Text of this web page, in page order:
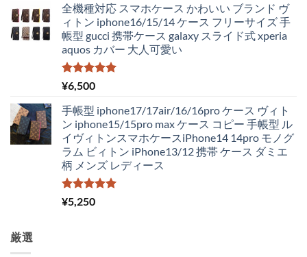
全機種対応 スマホケース かわいい ブランド ヴ
ィトン iphone16/15/14 ケース フリーサイズ 手
帳型 gucci 携帯ケース galaxy スライド式 xperia
aquos カバー 大人可愛い
5段階中
5.00
¥6,500
手帳型 iphone17/17air/16/16pro ケース ヴィト
ン iphone15/15pro max ケース コピー 手帳型 ル
イヴィトンスマホケースiPhone14 14pro モノグ
ラム ビィトン iPhone13/12 携帯 ケース ダミエ
柄 メンズ レディース
5段階中
5.00
¥5,250
厳選